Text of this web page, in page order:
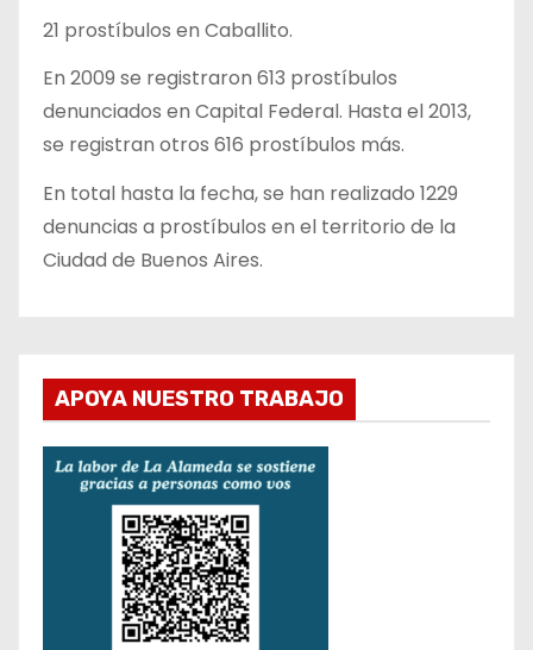
21 prostíbulos en Caballito.
En 2009 se registraron 613 prostíbulos
denunciados en Capital Federal. Hasta el 2013,
se registran otros 616 prostíbulos más.
En total hasta la fecha, se han realizado 1229
denuncias a prostíbulos en el territorio de la
Ciudad de Buenos Aires.
APOYA NUESTRO TRABAJO